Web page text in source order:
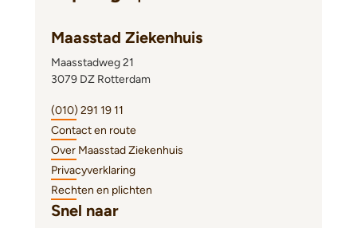
Maasstad Ziekenhuis
Maasstadweg 21
3079 DZ Rotterdam
(010) 291 19 11
Contact en route
Over Maasstad Ziekenhuis
Privacyverklaring
Rechten en plichten
Snel naar